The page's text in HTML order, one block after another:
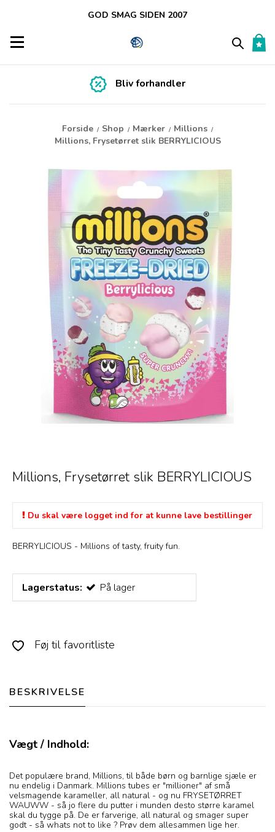
GOD SMAG SIDEN 2007
Toggle navigation
Bliv forhandler
Forside / Shop / Mærker / Millions /
Millions, Frysetørret slik BERRYLICIOUS
Millions, Frysetørret slik BERRYLICIOUS
Du skal være logget ind for at kunne lave bestillinger
BERRYLICIOUS - Millions of tasty, fruity fun.
Lagerstatus: På lager
Føj til favoritliste
BESKRIVELSE
Vægt / Indhold:
Det populære brand, Millions, til både børn og barnlige sjæle er
nu endelig i Danmark. Millions tubes er "millioner" af små
velsmagende karameller, all natural - og nu FRYSETØRRET
WAUWW - så jo flere du putter i munden desto større karamel
skal du tygge på. De er farverige, all natural og smager super
godt - så whats not to like ? Prøv dem allesammen lige her.